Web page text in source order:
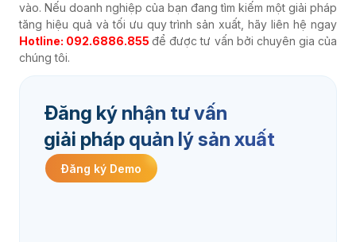
vào. Nếu doanh nghiệp của bạn đang tìm kiếm một giải pháp
tăng hiệu quả và tối ưu quy trình sản xuất, hãy liên hệ ngay
Hotline: 092.6886.855để được tư vấn bởi chuyên gia của
chúng tôi.
Đăng ký nhận tư vấn
giải pháp quản lý sản xuất
Đăng ký Demo